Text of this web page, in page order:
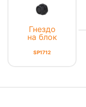
Гнездо
на блок
SP1712